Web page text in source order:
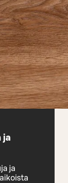
ja
ja